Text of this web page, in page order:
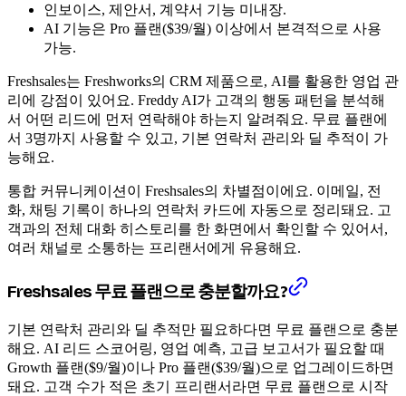
인보이스, 제안서, 계약서 기능 미내장.
AI 기능은 Pro 플랜($39/월) 이상에서 본격적으로 사용
가능.
Freshsales는 Freshworks의 CRM 제품으로, AI를 활용한 영업 관
리에 강점이 있어요. Freddy AI가 고객의 행동 패턴을 분석해
서 어떤 리드에 먼저 연락해야 하는지 알려줘요. 무료 플랜에
서 3명까지 사용할 수 있고, 기본 연락처 관리와 딜 추적이 가
능해요.
통합 커뮤니케이션이 Freshsales의 차별점이에요. 이메일, 전
화, 채팅 기록이 하나의 연락처 카드에 자동으로 정리돼요. 고
객과의 전체 대화 히스토리를 한 화면에서 확인할 수 있어서,
여러 채널로 소통하는 프리랜서에게 유용해요.
Freshsales 무료 플랜으로 충분할까요?
기본 연락처 관리와 딜 추적만 필요하다면 무료 플랜으로 충분
해요. AI 리드 스코어링, 영업 예측, 고급 보고서가 필요할 때
Growth 플랜($9/월)이나 Pro 플랜($39/월)으로 업그레이드하면
돼요. 고객 수가 적은 초기 프리랜서라면 무료 플랜으로 시작